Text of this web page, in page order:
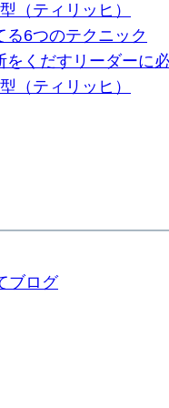
（ティリッヒ）
る6つのテクニック
をくだすリーダーに
（ティリッヒ）
ブログ